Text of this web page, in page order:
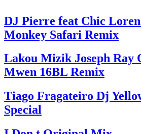
DJ Pierre feat Chic
Monkey Safari Remix
Lakou Mizik Joseph Ray
Mwen 16BL Remix
Tiago Fragateiro Dj
Special